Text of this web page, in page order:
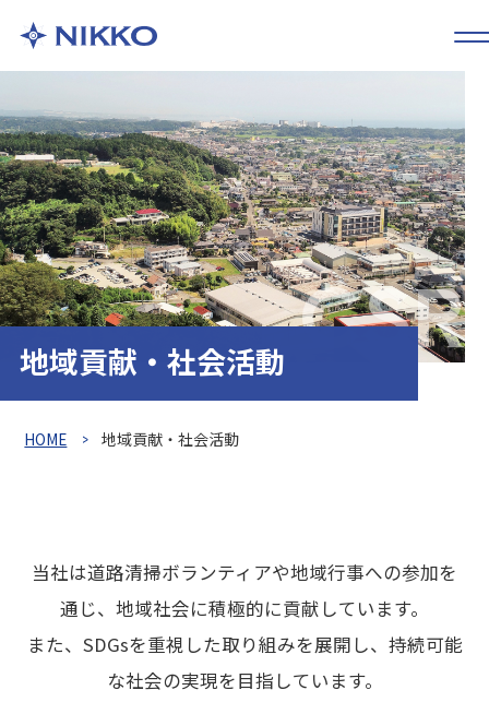
地域貢献・社会活動 CSR
HOME 地域貢献・社会活動
当社は道路清掃ボランティアや地域行事への参加を
通じ、地域社会に積極的に貢献しています。
また、SDGsを重視した取り組みを展開し、持続可能
な社会の実現を目指しています。